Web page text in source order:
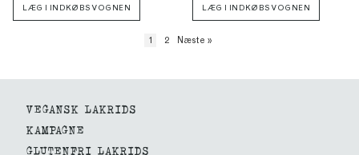
LÆG I INDKØBSVOGNEN LÆG I INDKØBSVOGNEN
1 2 Næste »
VEGANSK LAKRIDS
KAMPAGNE
GLUTENFRI LAKRIDS